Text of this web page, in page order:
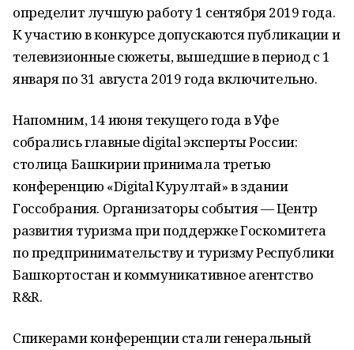
определит лучшую работу 1 сентября 2019 года.
К участию в конкурсе допускаются публикации и
телевизионные сюжеты, вышедшие в период с 1
января по 31 августа 2019 года включительно.
Напомним, 14 июня текущего года в Уфе
собрались главные digital эксперты России:
столица Башкирии принимала третью
конференцию «Digital Курултай» в здании
Госсобрания. Организаторы события — Центр
развития туризма при поддержке Госкомитета
по предпринимательству и туризму Республики
Башкортостан и коммуникативное агентство
R&R.
Спикерами конференции стали генеральный